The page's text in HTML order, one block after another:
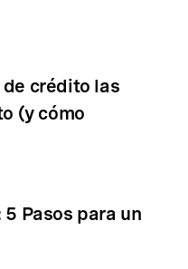
crédito las
(y cómo
Pasos para un